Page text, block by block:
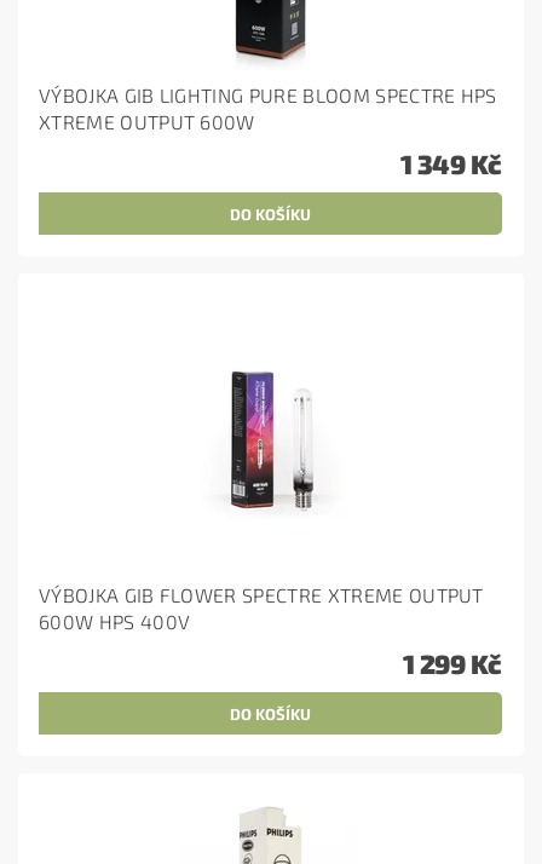
VÝBOJKA GIB LIGHTING PURE BLOOM SPECTRE HPS
XTREME OUTPUT 600W
1 349 Kč
VÝBOJKA GIB FLOWER SPECTRE XTREME OUTPUT
600W HPS 400V
1 299 Kč